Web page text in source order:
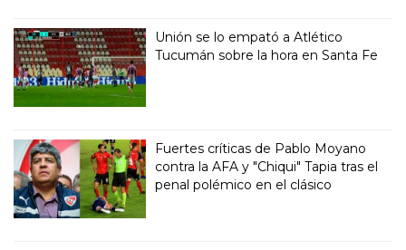
Unión se lo empató a Atlético
Tucumán sobre la hora en Santa Fe
Fuertes críticas de Pablo Moyano
contra la AFA y "Chiqui" Tapia tras el
penal polémico en el clásico